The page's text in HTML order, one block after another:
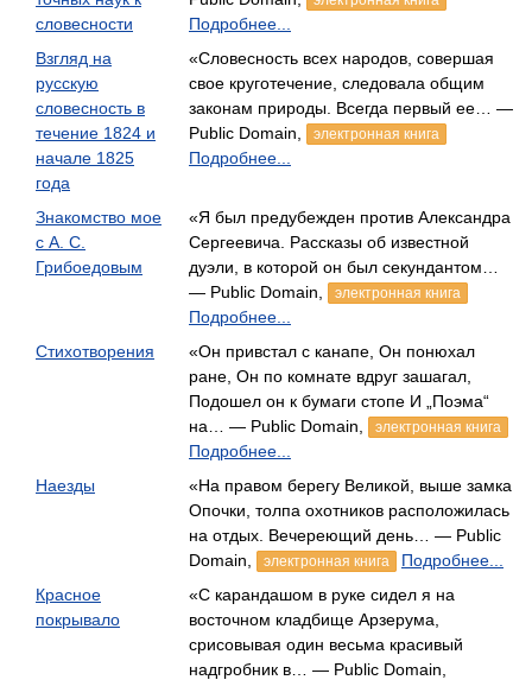
словесности
Подробнее...
Взгляд на
русскую
словесность в
течение 1824 и
начале 1825
года
«Словесность всех народов, совершая
свое круготечение, следовала общим
законам природы. Всегда первый ее… —
Public Domain,
электронная книга
Подробнее...
Знакомство мое
с А. С.
Грибоедовым
«Я был предубежден против Александра
Сергеевича. Рассказы об известной
дуэли, в которой он был секундантом…
— Public Domain,
электронная книга
Подробнее...
Стихотворения
«Он привстал с канапе, Он понюхал
ране, Он по комнате вдруг зашагал,
Подошел он к бумаги стопе И „Поэма“
на… — Public Domain,
электронная книга
Подробнее...
Наезды
«На правом берегу Великой, выше замка
Опочки, толпа охотников расположилась
на отдых. Вечереющий день… — Public
Domain,
электронная книга
Подробнее...
Красное
покрывало
«С карандашом в руке сидел я на
восточном кладбище Арзерума,
срисовывая один весьма красивый
надгробник в… — Public Domain,